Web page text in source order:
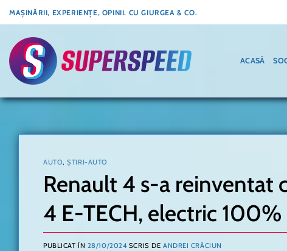
Skip
to
content
MAȘINĂRII, EXPERIENȚE, OPINII. CU GIURGEA & CO.
ACASĂ
AUTO,ȘTIRI-AUTO
Renault 4 s-a reinventat
4 E-TECH, electric 100%
PUBLICAT ÎN 28/10/2024 SCRIS DE ANDREI CRĂCIUN